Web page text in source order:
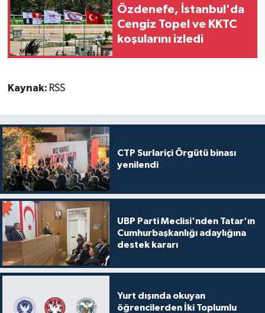
Özdenefe, İstanbul'da
Cengiz Topel ve KKTC
koşularını izledi
Kaynak: RSS
CTP Surlariçi Örgütü binası
yenilendi
UBP Parti Meclisi'nden Tatar'ın
Cumhurbaşkanlığı adaylığına
destek kararı
Yurt dışında okuyan
öğrencilerden İki Toplumlu